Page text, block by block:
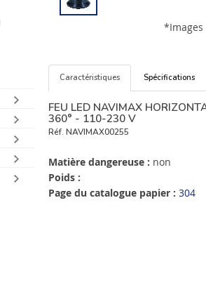
Caractéristiques Spécifications
FEU LED NAVIMAX
360° - 110-230 V
Réf. NAVIMAX00255
Matière dangereuse : non
Poids :
Page du catalogue papier : 304